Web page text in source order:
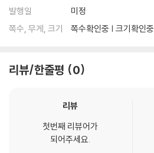
발행일
미정
쪽수, 무게, 크기
쪽수확인중 | 크기확인중
리뷰/한줄평 0
리뷰
첫번째 리뷰어가
되어주세요.